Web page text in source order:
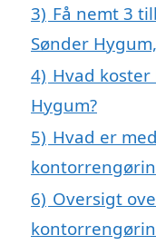
3) Få nemt 3
Sønder
4) Hvad
Hygum?
5) Hvad er
6) Oversigt